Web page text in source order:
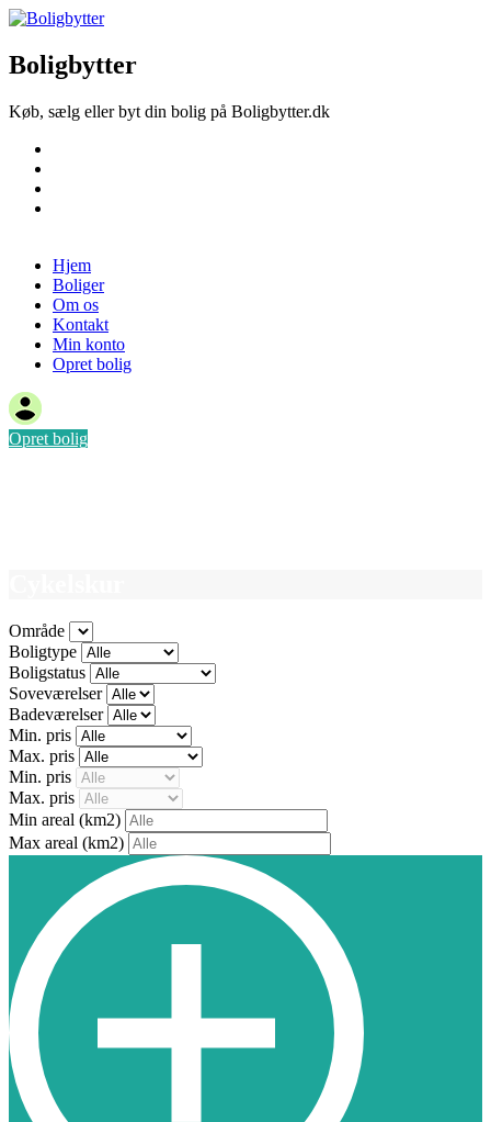
Boligbytter
Køb, sælg eller byt din bolig på Boligbytter.dk
Hjem
Boliger
Om os
Kontakt
Min konto
Opret bolig
Opret bolig
Område
Boligtype
Boligstatus
Soveværelser
Badeværelser
Min. pris
Max. pris
Min. pris
Max. pris
Min areal (km2)
Max areal (km2)